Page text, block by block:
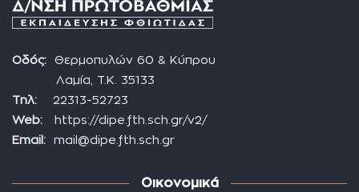
Οδός: Θερμοπυλών 60 & Κύπρου
Λαμία, Τ.Κ. 35133
Τηλ: 22313-52723
Web: https://dipe.fth.sch.gr/v2/
Email: mail@dipe.fth.sch.gr
Οικονομικά